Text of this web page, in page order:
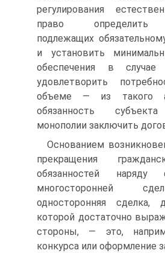
регулирования
право определить
подлежащих
и ус­тановить
обеспечения в случае
удовлетворить
объеме — из та­кого
обязанность
монопо­лии заключить
Основанием
прекращения
обязанностей
многосторонней
односторонняя сделка,
которой достаточно
стороны, — это,
конкурса или оформление